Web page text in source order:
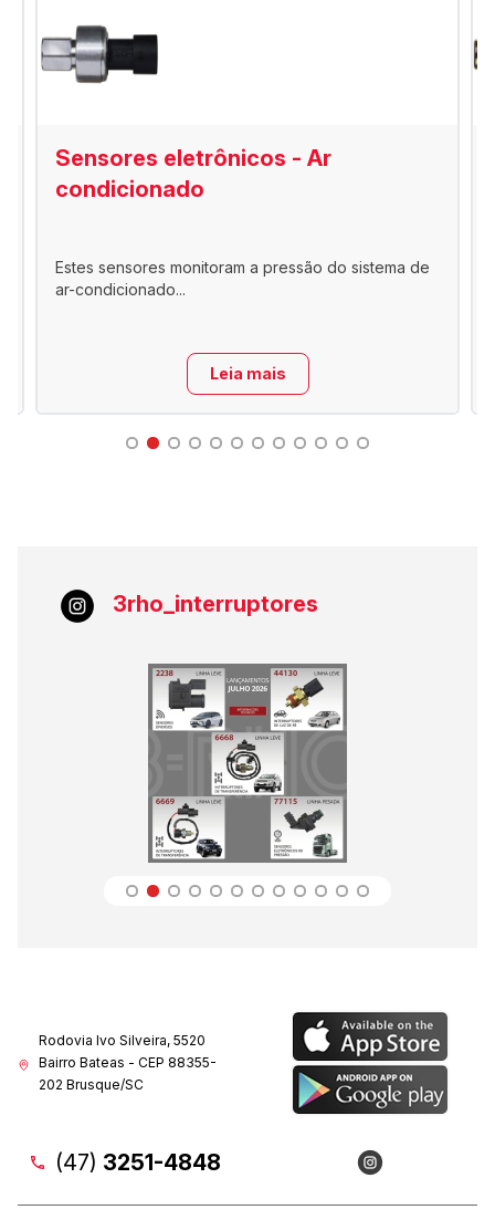
Sensores eletrônicos - Ar
condicionado
Estes sensores monitoram a pressão do sistema de
ar-condicionado...
Leia mais
3rho_interruptores
Rodovia Ivo Silveira, 5520
Bairro Bateas - CEP 88355-
202 Brusque/SC
(47) 3251-4848